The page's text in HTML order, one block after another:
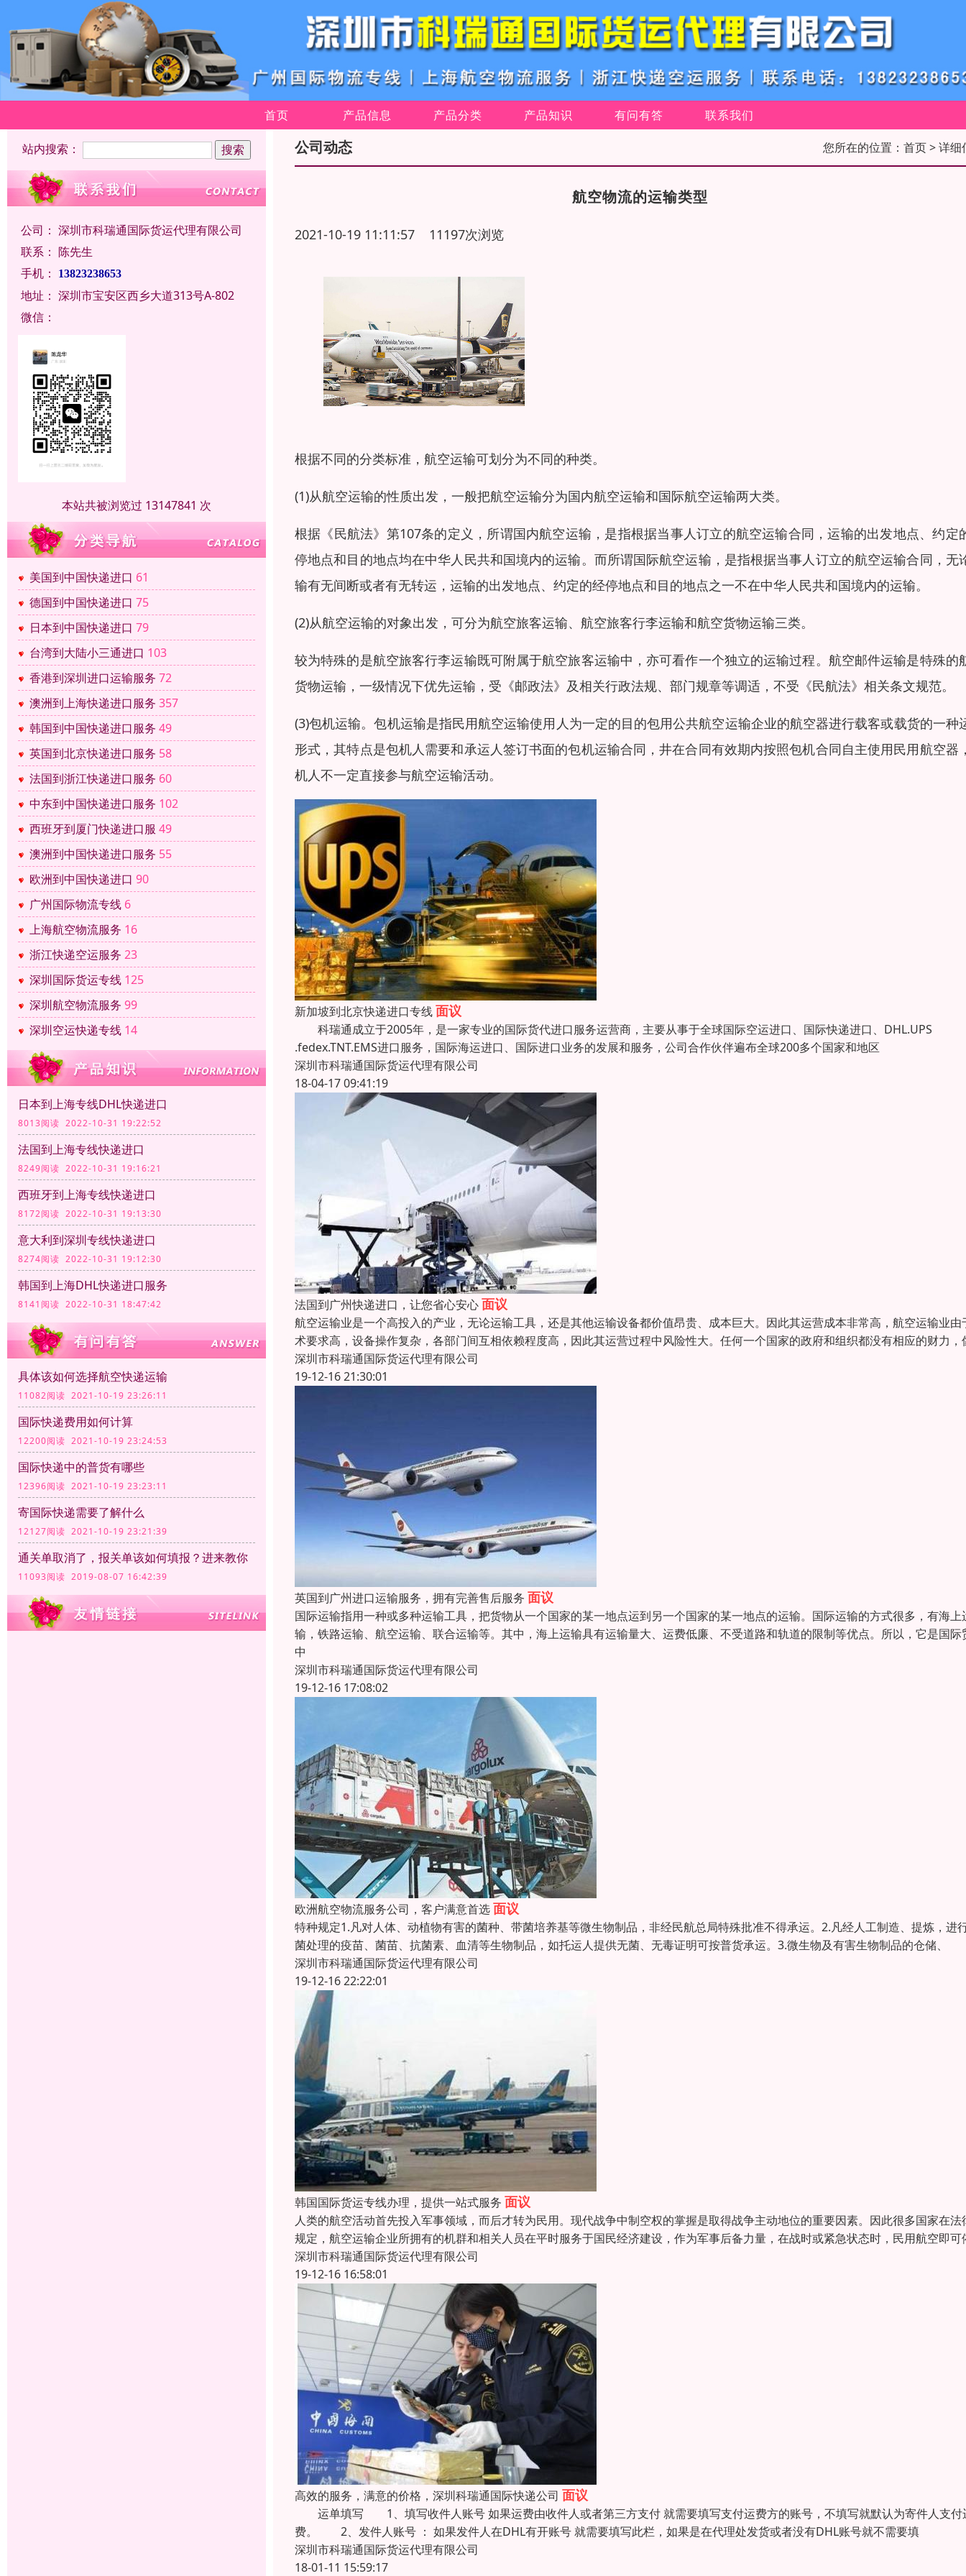
首页 产品信息 产品分类 产品知识 有问有答 联系我们
站内搜索：
公司： 深圳市科瑞通国际货运代理有限公司
联系： 陈先生
手机：
13823238653
地址： 深圳市宝安区西乡大道313号A-802
微信：
本站共被浏览过 13147841 次
美国到中国快递进口 61
德国到中国快递进口 75
日本到中国快递进口 79
台湾到大陆小三通进口 103
香港到深圳进口运输服务 72
澳洲到上海快递进口服务 357
韩国到中国快递进口服务 49
英国到北京快递进口服务 58
法国到浙江快递进口服务 60
中东到中国快递进口服务 102
西班牙到厦门快递进口服 49
澳洲到中国快递进口服务 55
欧洲到中国快递进口 90
广州国际物流专线 6
上海航空物流服务 16
浙江快递空运服务 23
深圳国际货运专线 125
深圳航空物流服务 99
深圳空运快递专线 14
日本到上海专线DHL快递进口
8013阅读 2022-10-31 19:22:52
法国到上海专线快递进口
8249阅读 2022-10-31 19:16:21
西班牙到上海专线快递进口
8172阅读 2022-10-31 19:13:30
意大利到深圳专线快递进口
8274阅读 2022-10-31 19:12:30
韩国到上海DHL快递进口服务
8141阅读 2022-10-31 18:47:42
具体该如何选择航空快递运输
11082阅读 2021-10-19 23:26:11
国际快递费用如何计算
12200阅读 2021-10-19 23:24:53
国际快递中的普货有哪些
12396阅读 2021-10-19 23:23:11
寄国际快递需要了解什么
12127阅读 2021-10-19 23:21:39
通关单取消了，报关单该如何填报？进来教你
11093阅读 2019-08-07 16:42:39
公司动态 您所在的位置： 首页> 详细
航空物流的运输类型
2021-10-19 11:11:57 11197次浏览
根据不同的分类标准，航空运输可划分为不同的种类。
(1)从航空运输的性质出发，一般把航空运输分为国内航空运输和国际航空运输两大类。
根据《民航法》第107条的定义，所谓国内航空运输，是指根据当事人订立的航空运输合同，运输的出发地点、约定
停地点和目的地点均在中华人民共和国境内的运输。而所谓国际航空运输，是指根据当事人订立的航空运输合同，无
输有无间断或者有无转运，运输的出发地点、约定的经停地点和目的地点之一不在中华人民共和国境内的运输。
(2)从航空运输的对象出发，可分为航空旅客运输、航空旅客行李运输和航空货物运输三类。
较为特殊的是航空旅客行李运输既可附属于航空旅客运输中，亦可看作一个独立的运输过程。航空邮件运输是特殊的
货物运输，一级情况下优先运输，受《邮政法》及相关行政法规、部门规章等调适，不受《民航法》相关条文规范。
(3)包机运输。包机运输是指民用航空运输使用人为一定的目的包用公共航空运输企业的航空器进行载客或载货的一种
形式，其特点是包机人需要和承运人签订书面的包机运输合同，井在合同有效期内按照包机合同自主使用民用航空器
机人不一定直接参与航空运输活动。
新加坡到北京快递进口专线面议
科瑞通成立于2005年，是一家专业的国际货代进口服务运营商，主要从事于全球国际空运进口、国际快递进口、DHL.UPS
.fedex.TNT.EMS进口服务，国际海运进口、国际进口业务的发展和服务，公司合作伙伴遍布全球200多个国家和地区
深圳市科瑞通国际货运代理有限公司
18-04-17 09:41:19
法国到广州快递进口，让您省心安心面议
航空运输业是一个高投入的产业，无论运输工具，还是其他运输设备都价值昂贵、成本巨大。因此其运营成本非常高，航空运输业由
术要求高，设备操作复杂，各部门间互相依赖程度高，因此其运营过程中风险性大。任何一个国家的政府和组织都没有相应的财力，
深圳市科瑞通国际货运代理有限公司
19-12-16 21:30:01
英国到广州进口运输服务，拥有完善售后服务 面议
国际运输指用一种或多种运输工具，把货物从一个国家的某一地点运到另一个国家的某一地点的运输。国际运输的方式很多，有海上
输，铁路运输、航空运输、联合运输等。其中，海上运输具有运输量大、运费低廉、不受道路和轨道的限制等优点。所以，它是国际
中
深圳市科瑞通国际货运代理有限公司
19-12-16 17:08:02
欧洲航空物流服务公司，客户满意首选面议
特种规定1.凡对人体、动植物有害的菌种、带菌培养基等微生物制品，非经民航总局特殊批准不得承运。2.凡经人工制造、提炼，进
菌处理的疫苗、菌苗、抗菌素、血清等生物制品，如托运人提供无菌、无毒证明可按普货承运。3.微生物及有害生物制品的仓储、
深圳市科瑞通国际货运代理有限公司
19-12-16 22:22:01
韩国国际货运专线办理，提供一站式服务 面议
人类的航空活动首先投入军事领域，而后才转为民用。现代战争中制空权的掌握是取得战争主动地位的重要因素。因此很多国家在法
规定，航空运输企业所拥有的机群和相关人员在平时服务于国民经济建设，作为军事后备力量，在战时或紧急状态时，民用航空即可
深圳市科瑞通国际货运代理有限公司
19-12-16 16:58:01
高效的服务，满意的价格，深圳科瑞通国际快递公司 面议
运单填写 1、填写收件人账号 如果运费由收件人或者第三方支付 就需要填写支付运费方的账号，不填写就默认为寄件人支付
费。 2、发件人账号 ： 如果发件人在DHL有开账号 就需要填写此栏，如果是在代理处发货或者没有DHL账号就不需要填
深圳市科瑞通国际货运代理有限公司
18-01-11 15:59:17